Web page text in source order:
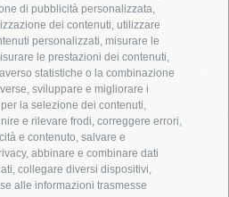
di pubblicità personalizzata,
dei contenuti, utilizzare
personalizzati, misurare le
le prestazioni dei contenuti,
statistiche o la combinazione
sviluppare e migliorare i
la selezione dei contenuti,
e rilevare frodi, correggere errori,
e contenuto, salvare e
abbinare e combinare dati
collegare diversi dispositivi,
alle informazioni trasmesse
SCIARE
ESCURSIONI
ALTA
BIKE
FONDO